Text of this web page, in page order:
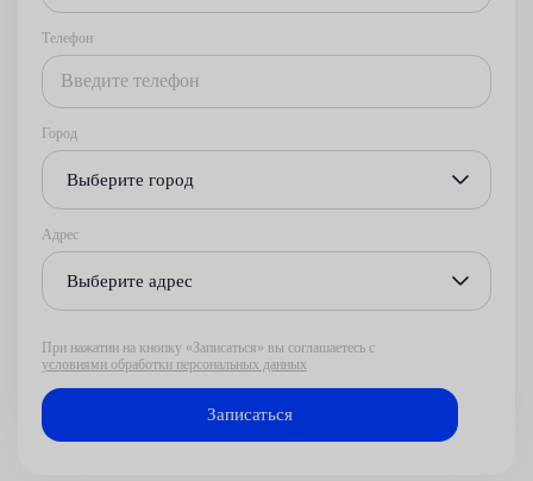
Телефон
Город
Выберите город
Адрес
Выберите адрес
При нажатии на кнопку «Записаться» вы соглашаетесь с
условиями обработки персональных данных